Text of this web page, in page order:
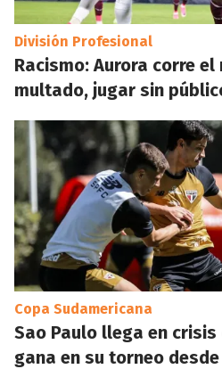
División Profesional
Racismo: Aurora corre
multado, jugar sin
Copa Sudamericana
Sao Paulo llega en
gana en su torneo